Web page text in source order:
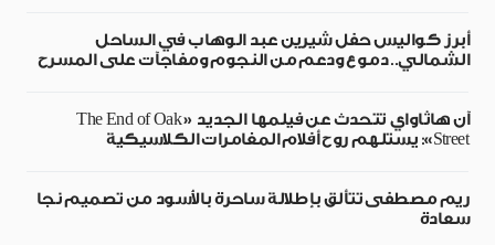
أبرز كواليس حفل شيرين عبد الوهاب في الساحل
الشمالي.. دموع ودعم من النجوم ومفاجآت على المسرح
آن هاثاواي تتحدث عن فيلمها الجديد «The End of Oak
Street»: يستلهم روح أفلام المغامرات الكلاسيكية
ريم مصطفى تتألق بإطلالة ساحرة بالأسود من تصميم نجا
سعادة